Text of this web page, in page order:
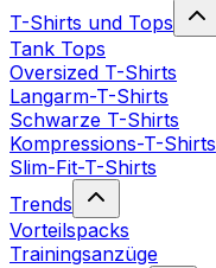
T-Shirts und Tops
Tank Tops
Oversized T-Shirts
Langarm-T-Shirts
Schwarze T-Shirts
Kompressions-T-Shirts
Slim-Fit-T-Shirts
Trends
Vorteilspacks
Trainingsanzüge